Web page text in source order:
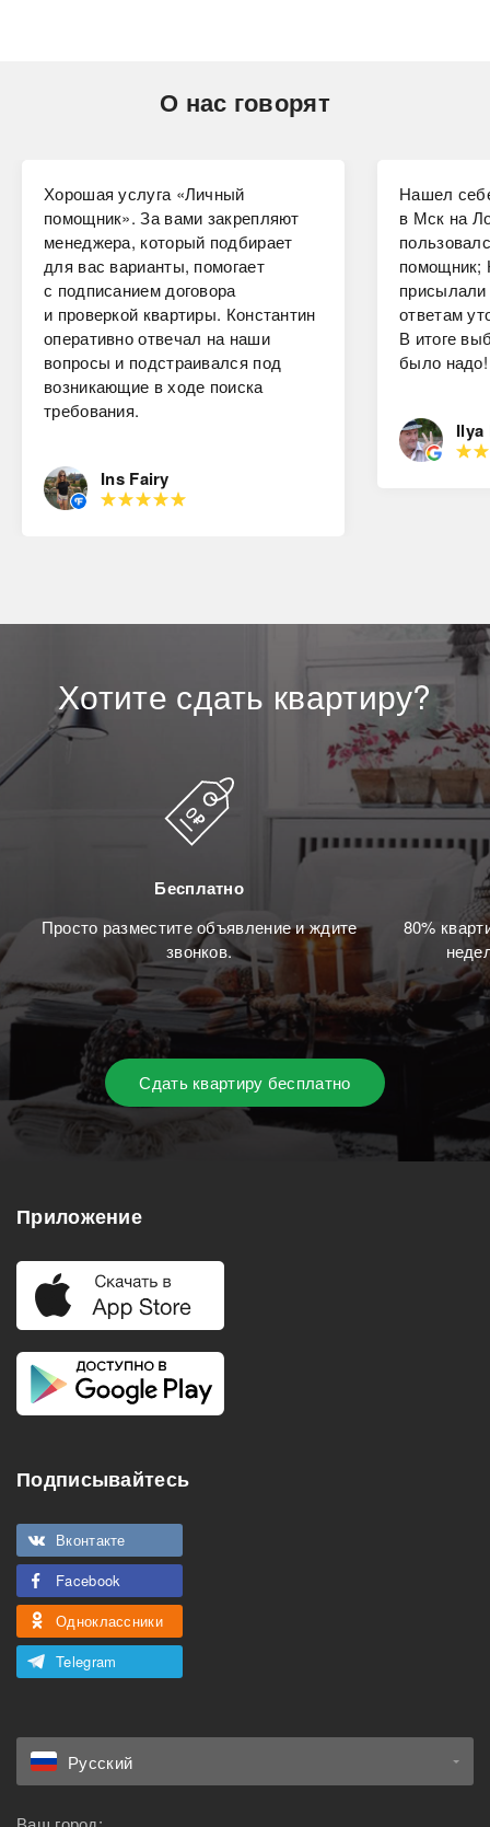
О нас говорят
Хорошая услуга «Личный
помощник». За вами закрепляют
менеджера, который подбирает
для вас варианты, помогает
с подписанием договора
и проверкой квартиры. Константин
оперативно отвечал на наши
вопросы и подстраивался под
возникающие в ходе поиска
требования.
Ins Fairy
Нашел
в Мск на
помощник;
ответам
В итоге
было надо!
Ilya
Хотите сдать квартиру?
Бесплатно
Просто разместите объявление и ждите
звонков.
80%
Сдать квартиру бесплатно
Приложение
Подписывайтесь
Вконтакте
Facebook
Одноклассники
Telegram
Русский